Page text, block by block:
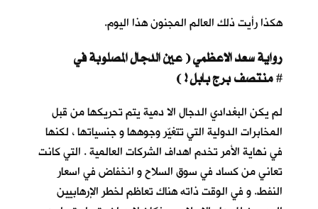
هكذا رأيت ذلك العالم المجنون هذا اليوم.
رواية سعد الاعظمي ( عين الدجال المصلوبة في
#
لم يكن البغدادي الدجال الا دمية يتم تحريكها من قبل
المخابرات الدولية التي تتغيّر وجوهها و جنسياتها ، لكنها
في نهاية الأمر تخدم اهداف الشركات العالمية . التي كانت
تعاني من كساد في سوق السلاح و انخفاض في اسعار
النفط. و في الوقت ذاته هناك تعاظم لخطر الإرهابيين